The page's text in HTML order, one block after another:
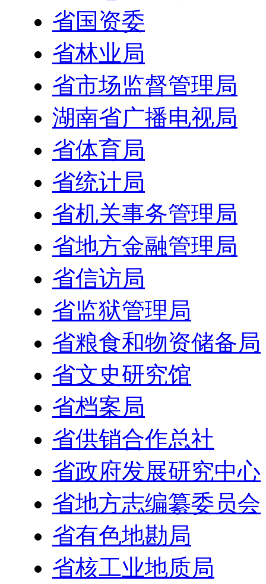
省国资委
省林业局
省市场监督管理局
湖南省广播电视局
省体育局
省统计局
省机关事务管理局
省地方金融管理局
省信访局
省监狱管理局
省粮食和物资储备局
省文史研究馆
省档案局
省供销合作总社
省政府发展研究中心
省地方志编纂委员会
省有色地勘局
省核工业地质局